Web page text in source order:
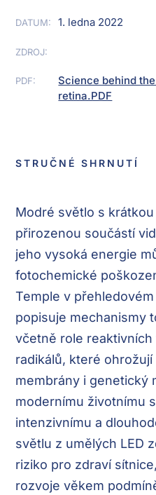
DATUM: 1. ledna 2022
ZDROJ:
PDF:
Science behind
retina.PDF
STRUČNÉ SHRNUTÍ
Modré světlo s
přirozenou součástí
jeho vysoká energie
fotochemické
Temple v
popisuje mechanismy
včetně role
radikálů, které
membrány i genetický
modernímu životnímu
intenzivnímu a
světlu z umělých LED
riziko pro zdraví
rozvoje věkem